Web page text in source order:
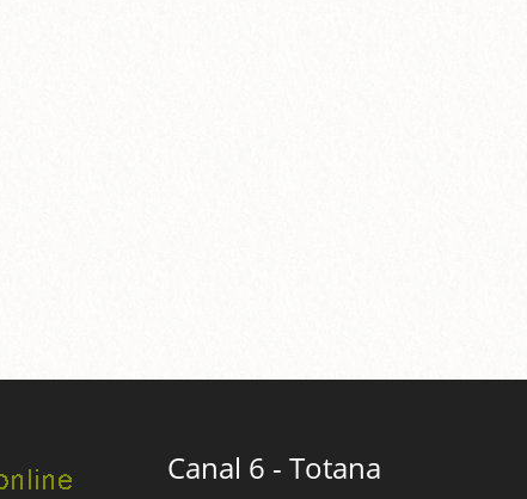
Canal 6 - Totana